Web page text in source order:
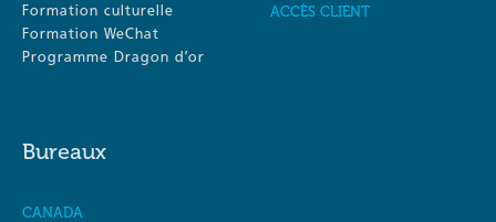
Formation culturelle
Formation WeChat
Programme Dragon d’or
ACCÈS CLIENT
Bureaux
CANADA